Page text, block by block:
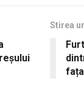
Stirea